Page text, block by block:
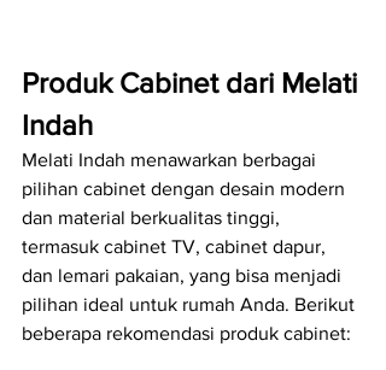
Produk Cabinet dari Melati
Indah
Melati Indah menawarkan berbagai
pilihan cabinet dengan desain modern
dan material berkualitas tinggi,
termasuk cabinet TV, cabinet dapur,
dan lemari pakaian, yang bisa menjadi
pilihan ideal untuk rumah Anda. Berikut
beberapa rekomendasi produk cabinet: